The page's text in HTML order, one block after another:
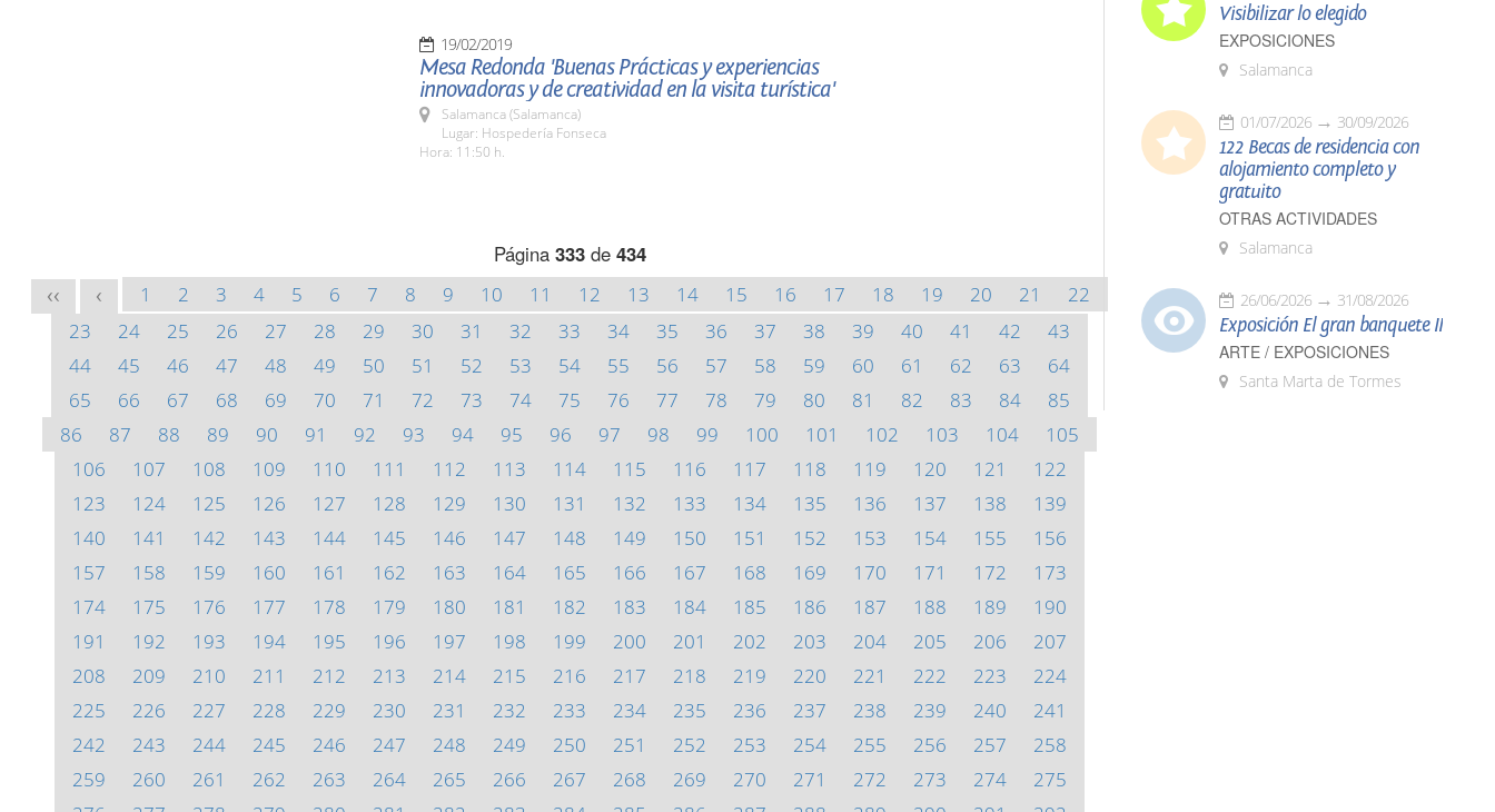
19/02/2019
Mesa Redonda 'Buenas Prácticas y experiencias
innovadoras y de creatividad en la visita turística'
Salamanca (Salamanca)
Lugar: Hospedería Fonseca
Hora: 11:50 h.
Página 333de 434
<< < 1 2 3 4 5 6 7 8 9 10 11 12 13 14 15 16 17 18 19 20 21
22
23
24 25 26 27 28 29 30 31 32 33 34 35 36 37 38 39 40 41 42
43
44
45 46 47 48 49 50 51 52 53 54 55 56 57 58 59 60 61 62 63
64
65
66 67 68 69 70 71 72 73 74 75 76 77 78 79 80 81 82 83 84
85
86
87 88 89 90 91 92 93 94 95 96 97 98 99 100 101 102 103 104
105
106
107 108 109 110 111 112 113 114 115 116 117 118 119 120 121
122
123
124 125 126 127 128 129 130 131 132 133 134 135 136 137 138
139
140
141 142 143 144 145 146 147 148 149 150 151 152 153 154 155
156
157
158 159 160 161 162 163 164 165 166 167 168 169 170 171 172
173
174
175 176 177 178 179 180 181 182 183 184 185 186 187 188 189
190
191
192 193 194 195 196 197 198 199 200 201 202 203 204 205 206
207
208
209 210 211 212 213 214 215 216 217 218 219 220 221 222 223
224
225
226 227 228 229 230 231 232 233 234 235 236 237 238 239 240
241
242
243 244 245 246 247 248 249 250 251 252 253 254 255 256 257
258
259
260 261 262 263 264 265 266 267 268 269 270 271 272 273 274
275
Visibilizar lo elegido
EXPOSICIONES
Salamanca
01/07/2026 30/09/2026
122 Becas de residencia con
alojamiento completo y
gratuito
OTRAS ACTIVIDADES
Salamanca
26/06/2026 31/08/2026
Exposición El gran banquete II
ARTE / EXPOSICIONES
Santa Marta de Tormes